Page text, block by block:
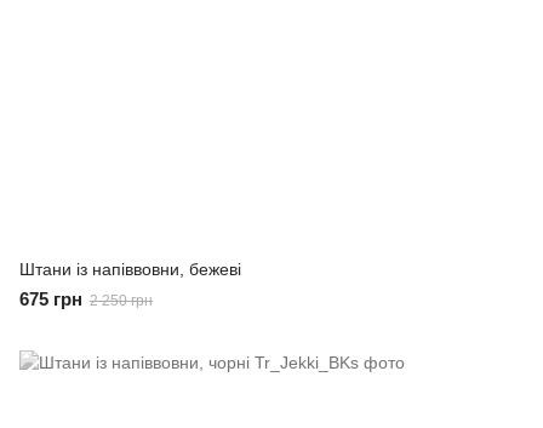
Штани із напіввовни, бежеві
675 грн 2 250 грн